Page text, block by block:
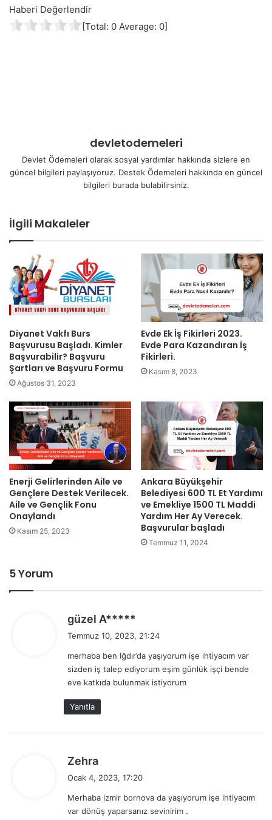
Haberi Değerlendir
[Total: 0 Average: 0]
devletodemeleri
Devlet Ödemeleri olarak sosyal yardımlar hakkında sizlere en
güncel bilgileri paylaşıyoruz. Destek Ödemeleri hakkında en güncel
bilgileri burada bulabilirsiniz.
İlgili Makaleler
Diyanet Vakfı Burs
Başvurusu Başladı. Kimler
Başvurabilir? Başvuru
Şartları ve Başvuru Formu
Ağustos 31, 2023
Evde Ek İş Fikirleri 2023.
Evde Para Kazandıran İş
Fikirleri.
Kasım 8, 2023
Enerji Gelirlerinden Aile ve
Gençlere Destek Verilecek.
Aile ve Gençlik Fonu
Onaylandı
Kasım 25, 2023
Ankara Büyükşehir
Belediyesi 600 TL Et Yardımı
ve Emekliye 1500 TL Maddi
Yardım Her Ay Verecek.
Başvurular başladı
Temmuz 11, 2024
5 Yorum
güzel A*****
e
i
k
i
Temmuz 10, 2023, 21:24
merhaba ben Iğdır’da yaşıyorum işe ihtiyacım var
sizden iş talep ediyorum eşim günlük işçi bende
eve katkıda bulunmak istiyorum
Yanıtla
Zehra
e
i
k
Ocak 4, 2023, 17:20
Merhaba izmir bornova da yaşıyorum işe ihtiyacım
var dönüş yaparsanız sevinirim .